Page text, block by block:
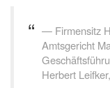
Firmensitz
Amtsgericht
Herbert